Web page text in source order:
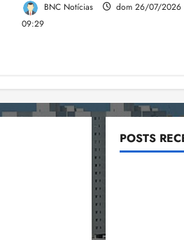
BNC Notícias
dom 26/07/2026
09:29
POSTS